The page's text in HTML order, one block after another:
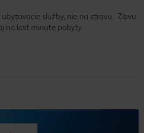
služby, nie na stravu. Zľavu
na last minute pobyty.